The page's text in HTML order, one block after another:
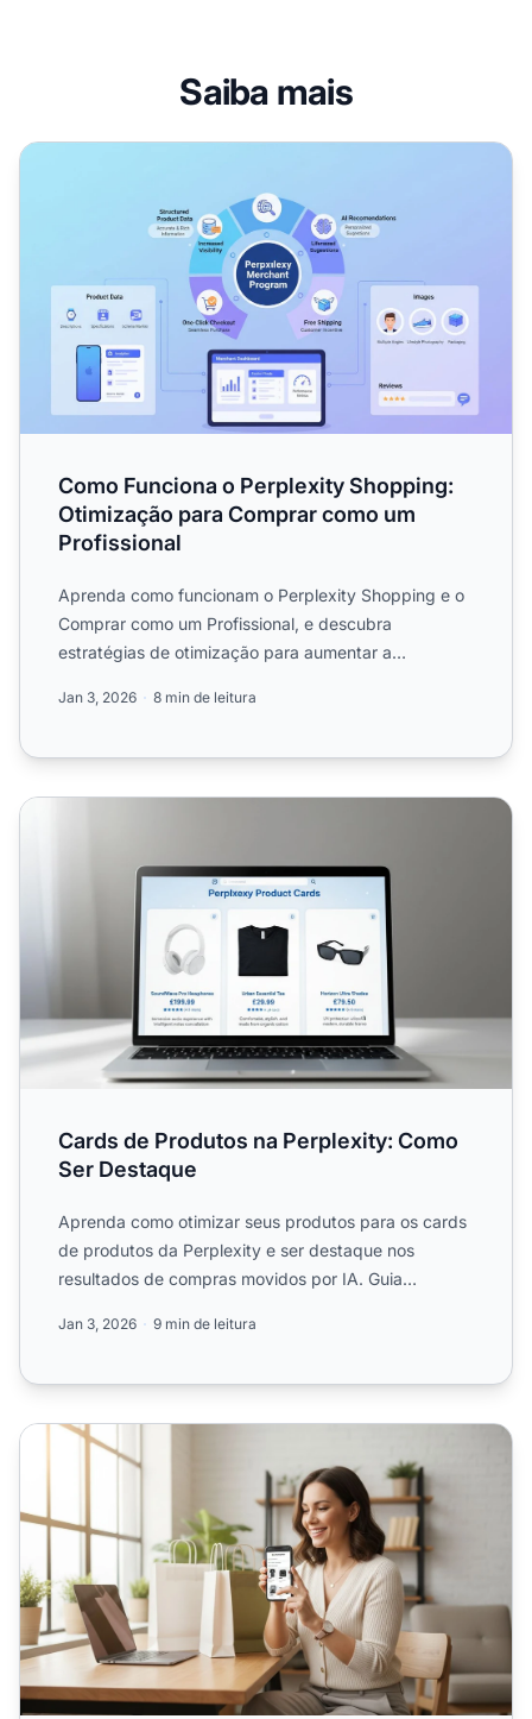
Saiba mais
Como Funciona o Perplexity Shopping: Otimização para
Como Funciona o Perplexity Shopping:
Otimização para Comprar como um
Profissional
Aprenda como funcionam o Perplexity Shopping e o
Comprar como um Profissional, e descubra
estratégias de otimização para aumentar a
Jan 3, 2026 8 min de leitura
Cards de Produtos na Perplexity: Como Ser Destaque
Cards de Produtos na Perplexity: Como
Ser Destaque
Aprenda como otimizar seus produtos para os cards
de produtos da Perplexity e ser destaque nos
resultados de compras movidos por IA. Guia
Jan 3, 2026 9 min de leitura
Perplexity Shop Like a Pro: Guia Completo de Otimização